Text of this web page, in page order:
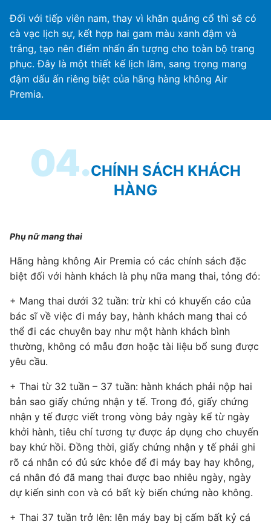
Đối với tiếp viên nam, thay vì khăn quảng cổ thì sẽ có
cà vạc lịch sự, kết hợp hai gam màu xanh đậm và
trắng, tạo nên điểm nhấn ấn tượng cho toàn bộ trang
phục. Đây là một thiết kế lịch lãm, sang trọng mang
đậm dấu ấn riêng biệt của hãng hàng không Air
Premia.
04.CHÍNH SÁCH KHÁCH
HÀNG
Phụ nữ mang thai
Hãng hàng không Air Premia có các chính sách đặc
biệt đối với hành khách là phụ nữa mang thai, tỏng đó:
+ Mang thai dưới 32 tuần: trừ khi có khuyến cáo của
bác sĩ về việc đi máy bay, hành khách mang thai có
thể đi các chuyên bay như một hành khách bình
thường, không có mẫu đơn hoặc tài liệu bổ sung được
yêu cầu.
+ Thai từ 32 tuần – 37 tuần: hành khách phải nộp hai
bản sao giấy chứng nhận y tế. Trong đó, giấy chứng
nhận y tế được viết trong vòng bảy ngày kể từ ngày
khởi hành, tiêu chí tương tự được áp dụng cho chuyến
bay khứ hồi. Đồng thời, giấy chứng nhận y tế phải ghi
rõ cá nhân có đủ sức khỏe để đi máy bay hay không,
cá nhân đó đã mang thai được bao nhiêu ngày, ngày
dự kiến sinh con và có bất kỳ biến chứng nào không.
+ Thai 37 tuần trở lên: lên máy bay bị cấm bất kỷ cá